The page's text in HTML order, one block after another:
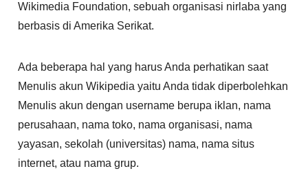
Wikimedia Foundation, sebuah organisasi nirlaba yang
berbasis di Amerika Serikat.
Ada beberapa hal yang harus Anda perhatikan saat
Menulis akun Wikipedia yaitu Anda tidak diperbolehkan
Menulis akun dengan username berupa iklan, nama
perusahaan, nama toko, nama organisasi, nama
yayasan, sekolah (universitas) nama, nama situs
internet, atau nama grup.